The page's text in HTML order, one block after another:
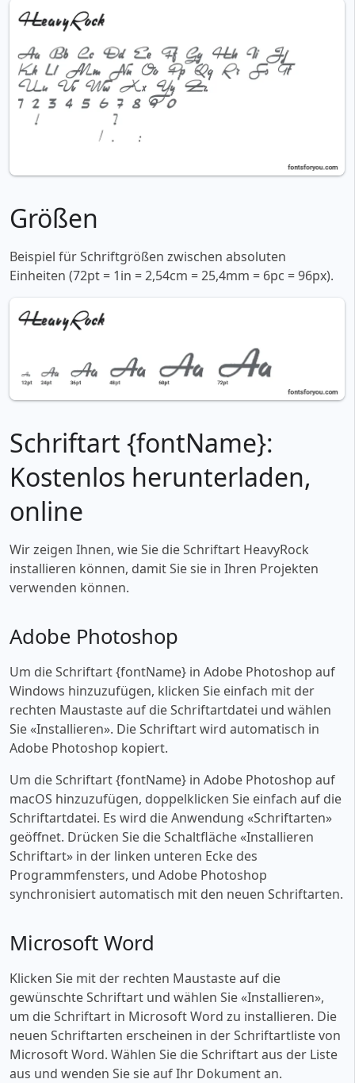
Größen
Beispiel für Schriftgrößen zwischen absoluten
Einheiten (72pt = 1in = 2,54cm = 25,4mm = 6pc = 96px).
Schriftart {fontName}:
Kostenlos herunterladen,
online
Wir zeigen Ihnen, wie Sie die Schriftart HeavyRock
installieren können, damit Sie sie in Ihren Projekten
verwenden können.
Adobe Photoshop
Um die Schriftart {fontName} in Adobe Photoshop auf
Windows hinzuzufügen, klicken Sie einfach mit der
rechten Maustaste auf die Schriftartdatei und wählen
Sie «‎Installieren». Die Schriftart wird automatisch in
Adobe Photoshop kopiert.
Um die Schriftart {fontName} in Adobe Photoshop auf
macOS hinzuzufügen, doppelklicken Sie einfach auf die
Schriftartdatei. Es wird die Anwendung «‎Schriftarten»
geöffnet. Drücken Sie die Schaltfläche «‎Installieren
Schriftart» in der linken unteren Ecke des
Programmfensters, und Adobe Photoshop
synchronisiert automatisch mit den neuen Schriftarten.
Microsoft Word
Klicken Sie mit der rechten Maustaste auf die
gewünschte Schriftart und wählen Sie «‎Installieren»,
um die Schriftart in Microsoft Word zu installieren. Die
neuen Schriftarten erscheinen in der Schriftartliste von
Microsoft Word. Wählen Sie die Schriftart aus der Liste
aus und wenden Sie sie auf Ihr Dokument an.